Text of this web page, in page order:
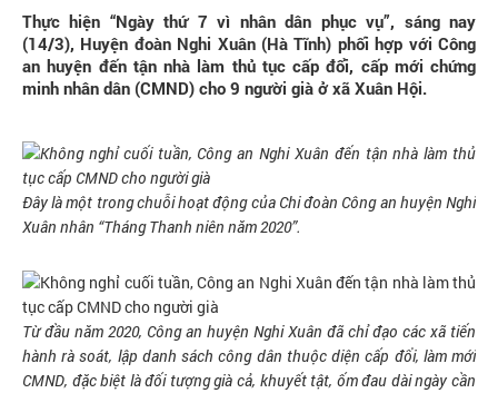
Thực hiện “Ngày thứ 7 vì nhân dân phục vụ”, sáng nay
(14/3), Huyện đoàn Nghi Xuân (Hà Tĩnh) phối hợp với Công
an huyện đến tận nhà làm thủ tục cấp đổi, cấp mới chứng
minh nhân dân (CMND) cho 9 người già ở xã Xuân Hội.
Đây là một trong chuỗi hoạt động của Chi đoàn Công an huyện Nghi
Xuân nhân “Tháng Thanh niên năm 2020”.
Từ đầu năm 2020, Công an huyện Nghi Xuân đã chỉ đạo các xã tiến
hành rà soát, lập danh sách công dân thuộc diện cấp đổi, làm mới
CMND, đặc biệt là đối tượng già cả, khuyết tật, ốm đau dài ngày cần